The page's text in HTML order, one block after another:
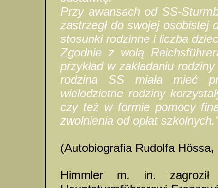
Przy awansach od SS-
zastrzegł do swojej osobistej
stosunki rodzinne i liczba
Zgodnie z wolą
przykład w zakładaniu
rodzina SS miała mieć
wielodzietne rodziny
czy też w formie pomocy
zwolnienia od opłat
(Autobiografia Rudolfa
Himmler m. in. zagroził